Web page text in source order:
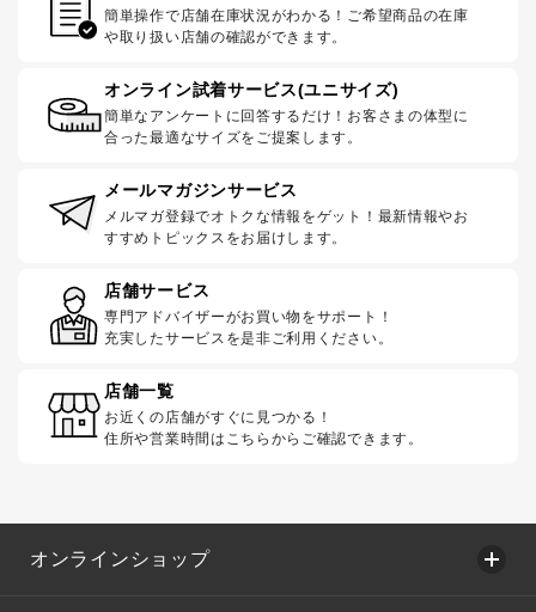
簡単操作で店舗在庫状況がわかる！ご希望商品の在庫
や取り扱い店舗の確認ができます。
オンライン試着サービス(ユニサイズ)
簡単なアンケートに回答するだけ！お客さまの体型に
合った最適なサイズをご提案します。
メールマガジンサービス
メルマガ登録でオトクな情報をゲット！最新情報やお
すすめトピックスをお届けします。
店舗サービス
専門アドバイザーがお買い物をサポート！
充実したサービスを是非ご利用ください。
店舗一覧
お近くの店舗がすぐに見つかる！
住所や営業時間はこちらからご確認できます。
オンラインショップ